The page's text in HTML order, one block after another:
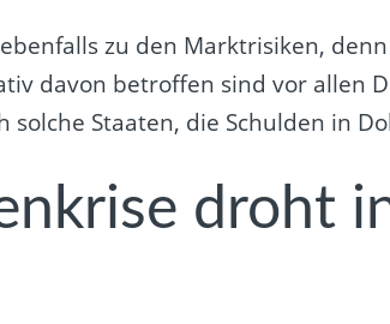
zu den Marktrisiken,
davon betroffen sind vor allen
solche Staaten, die Schulden in
droht